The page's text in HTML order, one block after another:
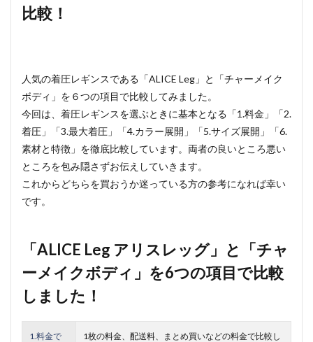
比較！
人気の着圧レギンスである「ALICE Leg」と「チャーメイク
ボディ」を６つの項目で比較してみました。
今回は、着圧レギンスを選ぶときに基本となる「1.料金」「2.
着圧」「3.最大着圧」「4.カラー展開」「5.サイズ展開」「6.
素材と特徴」を徹底比較しています。両者の良いところ悪い
ところを包み隠さずお伝えしていきます。
これからどちらを買おうか迷っている方の参考になれば幸い
です。
「ALICE Leg アリスレッグ」と「チャ
ーメイクボディ」を6つの項目で比較
しました！
1.料金で
1枚の料金、配送料、まとめ買いなどの料金で比較し